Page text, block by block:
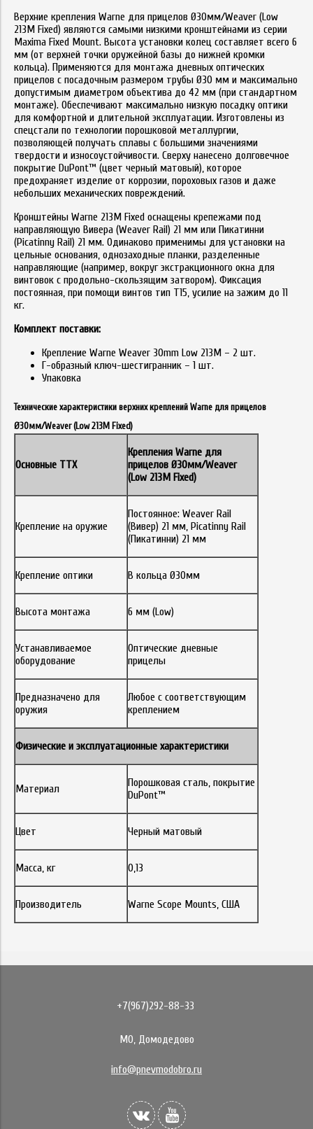
Верхние крепления Warne для прицелов Ø30мм/Weaver (Low
213M Fixed) являются самыми низкими кронштейнами из серии
Maxima Fixed Mount. Высота установки колец составляет всего 6
мм (от верхней точки оружейной базы до нижней кромки
кольца). Применяются для монтажа дневных оптических
прицелов с посадочным размером трубы Ø30 мм и максимально
допустимым диаметром объектива до 42 мм (при стандартном
монтаже). Обеспечивают максимально низкую посадку оптики
для комфортной и длительной эксплуатации. Изготовлены из
спецстали по технологии порошковой металлургии,
позволяющей получать сплавы с большими значениями
твердости и износоустойчивости. Сверху нанесено долговечное
покрытие DuPont™ (цвет черный матовый), которое
предохраняет изделие от коррозии, пороховых газов и даже
небольших механических повреждений.
Кронштейны Warne 213M Fixed оснащены крепежами под
направляющую Вивера (Weaver Rail) 21 мм или Пикатинни
(Picatinny Rail) 21 мм. Одинаково применимы для установки на
цельные основания, однозаходные планки, разделенные
направляющие (например, вокруг экстракционного окна для
винтовок с продольно-скользящим затвором). Фиксация
постоянная, при помощи винтов тип Т15, усилие на зажим до 11
кг.
Комплект поставки:
Крепление Warne Weaver 30mm Low 213M – 2 шт.
Г-образный ключ-шестигранник – 1 шт.
Упаковка
Технические характеристики верхних креплений Warne для прицелов
Ø30мм/Weaver (Low 213M Fixed)
Основные ТТХ
Крепления Warne для
прицелов Ø30мм/Weaver
(Low213M Fixed)
Крепление на оружие
Постоянное: Weaver Rail
(Вивер) 21 мм, Picatinny Rail
(Пикатинни) 21 мм
Крепление оптики В кольца Ø30мм
Высота монтажа 6 мм (Low)
Устанавливаемое
оборудование
Оптические дневные
прицелы
Предназначено для
оружия
Любое с соответствующим
креплением
Физические и эксплуатационные характеристики
Материал
Порошковая сталь, покрытие
DuPont™
Цвет Черный матовый
Масса, кг 0,13
Производитель Warne Scope Mounts, США
+7(967)292-88-33
МО, Домодедово
info@pnevmodobro.ru